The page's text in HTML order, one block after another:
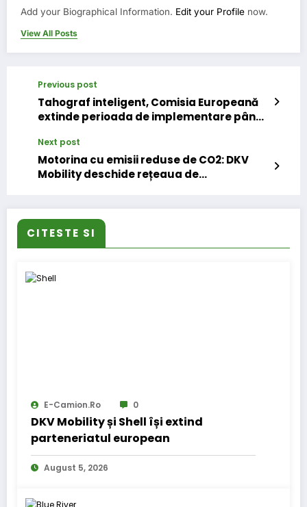
Add your Biographical Information. Edit your Profile now.
View All Posts
Previous post
Tahograf inteligent, Comisia Europeană
extinde perioada de implementare până
Next post
Motorina cu emisii reduse de CO2: DKV
Mobility deschide rețeaua de
CITESTE SI
E-Camion.ro 0
DKV Mobility și Shell își extind
parteneriatul european
August 5, 2026